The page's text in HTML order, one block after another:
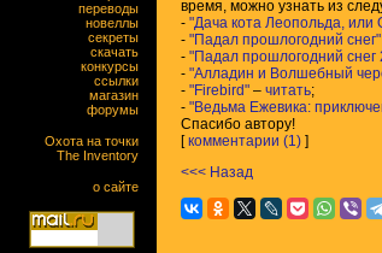
переводы
новеллы
секреты
скачать
конкурсы
ссылки
магазин
форумы
Охота на точки
The Inventory
о сайте
время, можно узнать из
- "Дача кота Леопольда,
- "Падал прошлогодний снег"
- "Падал прошлогодний снег
- "Алладин и Волшебный
- "Firebird" – читать;
- "Ведьма Ежевика:
Спасибо автору!
[комментарии (1) ]
<<< Назад